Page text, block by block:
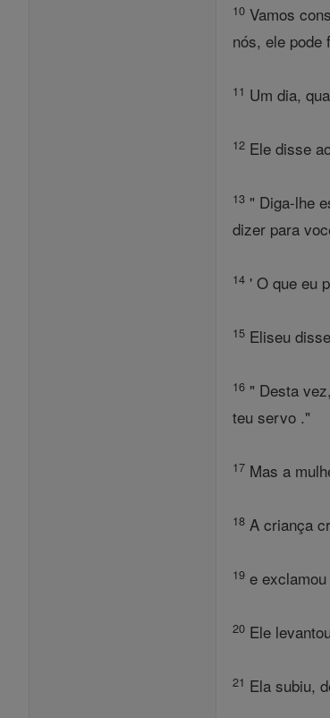
10 Vamos
nós, ele pode
11 Um dia,
12 Ele disse
13 " Diga-lhe
dizer para
14 ' O que eu
15 Eliseu
16 " Desta
teu servo ."
17 Mas a
18 A criança
19 e
20 Ele
21 Ela subiu,